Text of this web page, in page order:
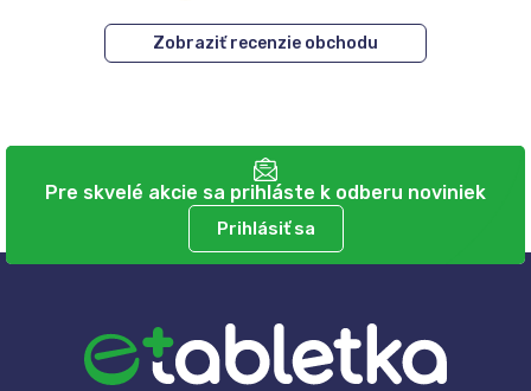
Zobraziť recenzie obchodu
Pre skvelé akcie sa prihláste k odberu noviniek
Prihlásiť sa